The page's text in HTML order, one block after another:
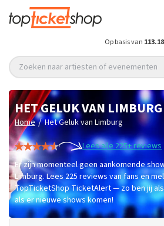
Op basis van
Zoeken naar artiesten of evenementen
HET GELUK VAN LIMBURG
Home / Het Geluk van Limburg
Lees alle 225+ reviews
Er zijn momenteel geen aankomende
Limburg. Lees 225 reviews van fans en
TopTicketShop TicketAlert — zo ben jij
als er nieuwe shows komen!